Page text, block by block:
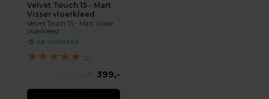
Velvet Touch 15 - Mart
Visser vloerkleed
Velvet Touch 15 - Mart Visser
vloerkleed
op voorraad
★★★★★ (2)
399,-